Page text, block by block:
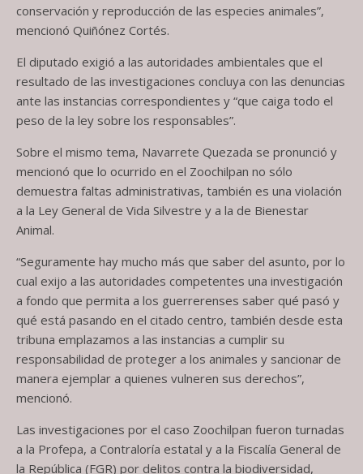
conservación y reproducción de las especies animales”,
mencionó Quiñónez Cortés.
El diputado exigió a las autoridades ambientales que el
resultado de las investigaciones concluya con las denuncias
ante las instancias correspondientes y “que caiga todo el
peso de la ley sobre los responsables”.
Sobre el mismo tema, Navarrete Quezada se pronunció y
mencionó que lo ocurrido en el Zoochilpan no sólo
demuestra faltas administrativas, también es una violación
a la Ley General de Vida Silvestre y a la de Bienestar
Animal.
“Seguramente hay mucho más que saber del asunto, por lo
cual exijo a las autoridades competentes una investigación
a fondo que permita a los guerrerenses saber qué pasó y
qué está pasando en el citado centro, también desde esta
tribuna emplazamos a las instancias a cumplir su
responsabilidad de proteger a los animales y sancionar de
manera ejemplar a quienes vulneren sus derechos”,
mencionó.
Las investigaciones por el caso Zoochilpan fueron turnadas
a la Profepa, a Contraloría estatal y a la Fiscalía General de
la República (FGR) por delitos contra la biodiversidad,